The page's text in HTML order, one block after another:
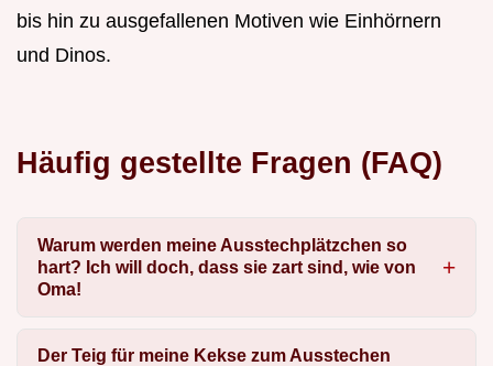
bis hin zu ausgefallenen Motiven wie Einhörnern
und Dinos.
Häufig gestellte Fragen (FAQ)
Warum werden meine Ausstechplätzchen so
hart? Ich will doch, dass sie zart sind, wie von
Oma!
Der Teig für meine Kekse zum Ausstechen